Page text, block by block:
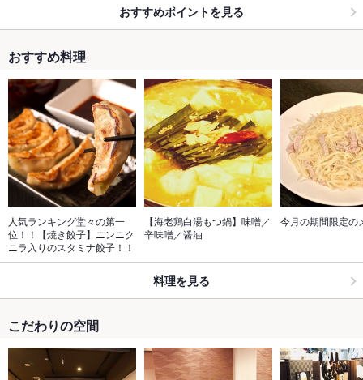
おすすめポイントを見る
おすすめ料理
人気ランキング堂々の第一
位！！【焼き餃子】ニンニク
ニラ入りのスタミナ餃子！！
【海老鶏白湯もつ鍋】味噌／
辛味噌／醤油
今月の期間限定の
料理を見る
こだわりの空間